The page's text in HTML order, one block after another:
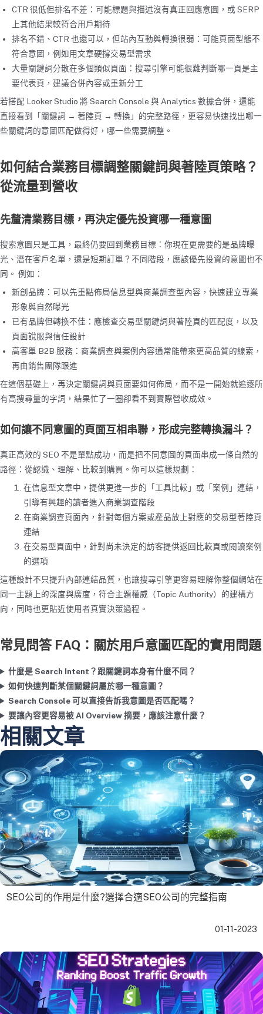
CTR 很低但排名不差：可能標題與描述沒有真正回應意圖，或 SERP
上其他結果較符合用戶期待
排名不錯、CTR 也還可以，但站內互動與轉換很弱：可能頁面型態不
符合意圖，例如用文章硬撐交易型需求
大量關鍵詞分散在多個類似頁面：搜尋引擎可能很難判斷哪一頁是主
要代表頁，建議合併內容或重新分工
若搭配 Looker Studio 將 Search Console 與 Analytics 數據合併，還能
直接看到「關鍵詞 → 著陸頁 → 轉換」的完整路徑，更容易快速找出哪一
些關鍵詞的意圖匹配做得好，哪一些需要調整。
如何結合業務目標調整關鍵詞與著陸頁策略？
從流量到營收
先釐清業務目標，再決定優先投資哪一種意圖
搜索意圖只是工具，最終仍要回到業務目標：你現在更需要的是品牌曝
光、潛在客戶名單，還是短期訂單？不同階段，應該優先投資的意圖也不
同。 例如：
新創品牌：可以先重點佈局信息型與商業調查型內容，快速建立專業
形象與自然曝光
已有品牌但轉換不佳：應檢查交易型關鍵詞與著陸頁的匹配度，以及
頁面說服與信任設計
高客單 B2B 服務：商業調查與案例內容通常能帶來更高品質的線索，
再由銷售團隊跟進
在這個基礎上，再決定關鍵詞與頁面要如何佈局，而不是一開始就追逐所
有高搜尋量的字詞，結果忙了一圈卻看不到實際營收成效。
如何讓不同意圖的頁面互相串聯，形成完整轉換漏斗？
真正高效的 SEO 不是單點成功，而是把不同意圖的頁面串成一條自然的
路徑：從認識、理解、比較到購買。你可以這樣規劃：
在信息型文章中，提供更進一步的「工具比較」或「案例」連結，
引導有興趣的讀者進入商業調查階段
在商業調查頁面內，針對每個方案或產品放上對應的交易型著陸頁
連結
在交易型頁面中，針對尚未決定的訪客提供返回比較頁或閱讀案例
的選項
這種設計不只提升內部連結品質，也讓搜尋引擎更容易理解你整個網站在
同一主題上的深度與廣度，符合主題權威（Topic Authority）的建構方
向，同時也更貼近使用者真實決策過程。
常見問答 FAQ：關於用戶意圖匹配的實用問題
什麼是 Search Intent？跟關鍵詞本身有什麼不同？
如何快速判斷某個關鍵詞屬於哪一種意圖？
Search Console 可以直接告訴我意圖是否匹配嗎？
要讓內容更容易被 AI Overview 摘要，應該注意什麼？
相關文章
SEO公司的作用是什麼?選擇合適SEO公司的完整指南
01-11-2023